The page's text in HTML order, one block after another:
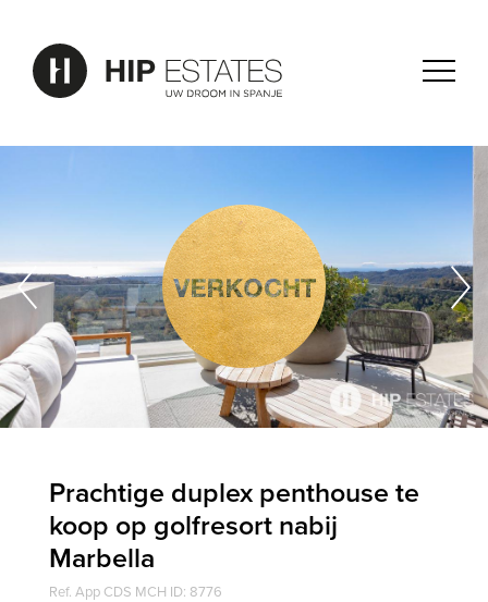
Prachtige duplex penthouse te
koop op golfresort nabij
Marbella
Ref. App CDS MCH ID: 8776